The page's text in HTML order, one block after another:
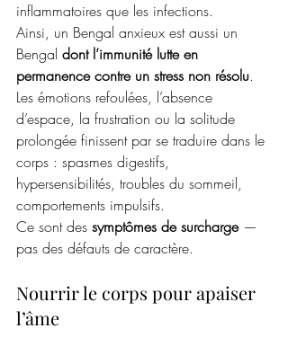
inflammatoires que les infections.
Ainsi, un Bengal anxieux est aussi un
Bengal dont l’immunité lutte en
permanence contre un stress non résolu.
Les émotions refoulées, l’absence
d’espace, la frustration ou la solitude
prolongée finissent par se traduire dans le
corps : spasmes digestifs,
hypersensibilités, troubles du sommeil,
comportements impulsifs.
Ce sont des symptômes de surcharge —
pas des défauts de caractère.
Nourrir le corps pour apaiser
l’âme